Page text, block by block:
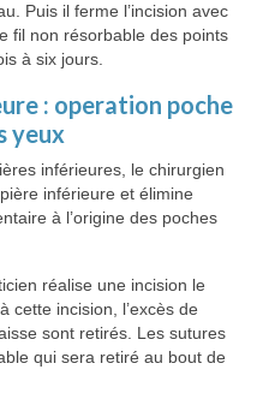
Puis il ferme l’incision avec
fil non résorbable des points
à six jours.
: operation poche
yeux
inférieures, le chirurgien
inférieure et élimine
à l’origine des poches
réalise une incision le
cette incision, l’excès de
sont retirés. Les sutures
qui sera retiré au bout de